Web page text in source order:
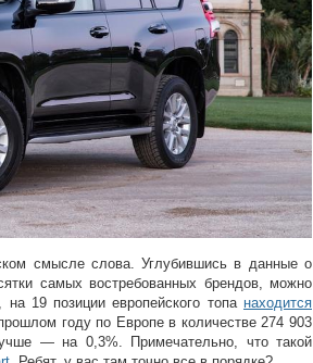
смысле слова. Углубившись в данные о
самых востребованных брендов, можно
19 позиции европейского топа находится
году по Европе в количестве 274 903
— на 0,3%. Примечательно, что такой